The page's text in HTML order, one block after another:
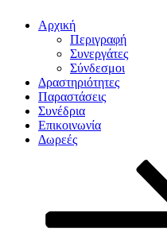
Αρχική
Περιγραφή
Συνεργάτες
Σύνδεσμοι
Δραστηριότητες
Παραστάσεις
Συνέδρια
Επικοινωνία
Δωρεές